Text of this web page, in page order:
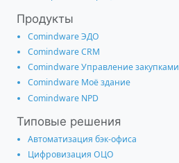
Продукты
Comindware ЭДО
Comindware CRM
Comindware Управление закупками
Comindware Моё здание
Comindware NPD
Типовые решения
Автоматизация бэк-офиса
Цифровизация ОЦО